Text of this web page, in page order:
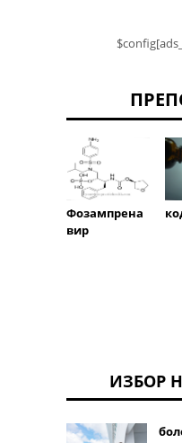
Фозампрена
вир
ИЗБОР